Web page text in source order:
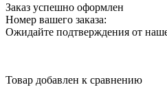
Заказ успешно оформлен
Номер вашего заказа:
Ожидайте подтверждения от
Товар добавлен к сравнению